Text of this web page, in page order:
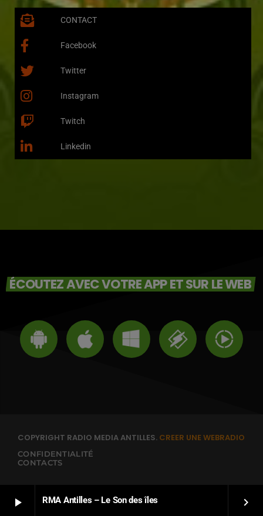
play_arrow RMA Antilles – Le Son des îles keyboard_arrow_right
CONTACT
Facebook
Twitter
Instagram
Twitch
Linkedin
ÉCOUTEZ AVEC VOTRE APP ET SUR LE WEB
COPYRIGHT RADIO MEDIA ANTILLES. CREER UNE WEBRADIO
CONFIDENTIALITÉ
CONTACTS